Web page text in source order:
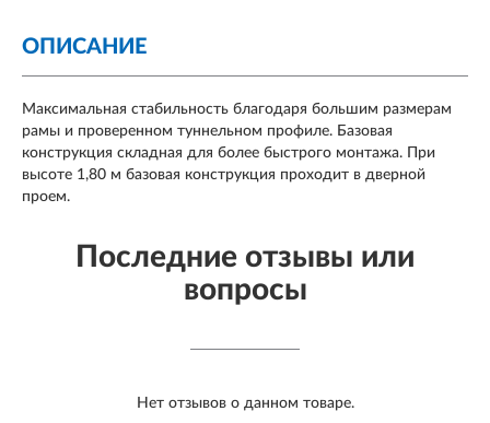
ОПИСАНИЕ
Максимальная стабильность благодаря большим размерам
рамы и проверенном туннельном профиле. Базовая
конструкция складная для более быстрого монтажа. При
высоте 1,80 м базовая конструкция проходит в дверной
проем.
Последние отзывы или
вопросы
Нет отзывов о данном товаре.